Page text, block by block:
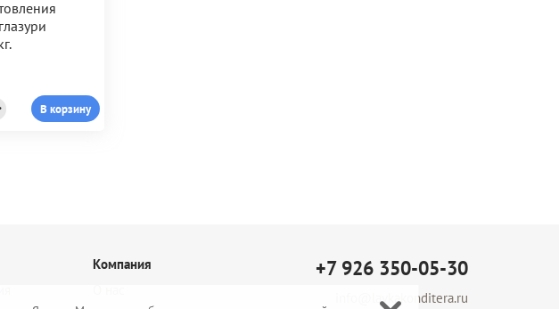
В корзину
Компания
+7 926 350-05-30
info@lavkakonditera.ru